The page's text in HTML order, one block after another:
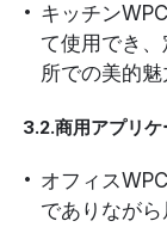
キッチン
て使用でき
所での美的魅
3.2.商用アプリケ
オフィス
でありながら